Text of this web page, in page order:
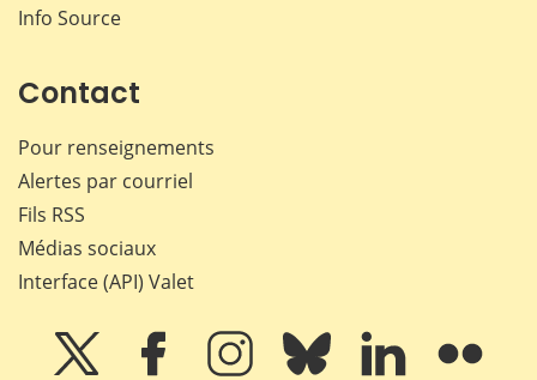
Info Source
Contact
Pour renseignements
Alertes par courriel
Fils RSS
Médias sociaux
Interface (API) Valet